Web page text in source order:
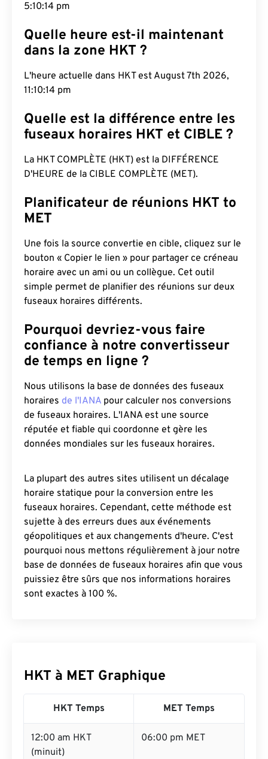
5:10:15 pm
Quelle heure est-il maintenant
dans la zone HKT ?
L'heure actuelle dans HKT est August 7th 2026,
11:10:15 pm
Quelle est la différence entre les
fuseaux horaires HKT et CIBLE ?
La HKT COMPLÈTE (HKT) est la DIFFÉRENCE
D'HEURE de la CIBLE COMPLÈTE (MET).
Planificateur de réunions HKT to
MET
Une fois la source convertie en cible, cliquez sur le
bouton « Copier le lien » pour partager ce créneau
horaire avec un ami ou un collègue. Cet outil
simple permet de planifier des réunions sur deux
fuseaux horaires différents.
Pourquoi devriez-vous faire
confiance à notre convertisseur
de temps en ligne ?
Nous utilisons la base de données des fuseaux
horaires de l'IANA pour calculer nos conversions
de fuseaux horaires. L'IANA est une source
réputée et fiable qui coordonne et gère les
données mondiales sur les fuseaux horaires.
La plupart des autres sites utilisent un décalage
horaire statique pour la conversion entre les
fuseaux horaires. Cependant, cette méthode est
sujette à des erreurs dues aux événements
géopolitiques et aux changements d'heure. C'est
pourquoi nous mettons régulièrement à jour notre
base de données de fuseaux horaires afin que vous
puissiez être sûrs que nos informations horaires
sont exactes à 100 %.
HKT à MET Graphique
HKT Temps MET Temps
12:00 am HKT
(minuit)
06:00 pm MET